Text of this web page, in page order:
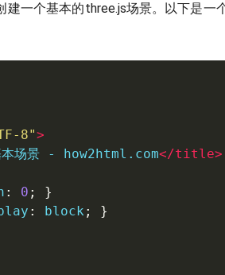
一个基本的three.js场景。以下是一
8">
场景 - how2html.com</title>
: 0 ;
}
: block ;
}